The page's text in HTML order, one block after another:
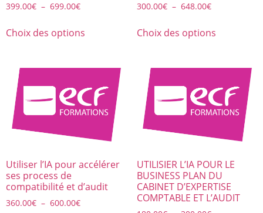
399.00€ – 699.00€
Choix des options
300.00€ – 648.00€
Choix des options
Utiliser l’IA pour accélérer
ses process de
compatibilité et d’audit
360.00€ – 600.00€
UTILISIER L’IA POUR LE
BUSINESS PLAN DU
CABINET D’EXPERTISE
COMPTABLE ET L’AUDIT